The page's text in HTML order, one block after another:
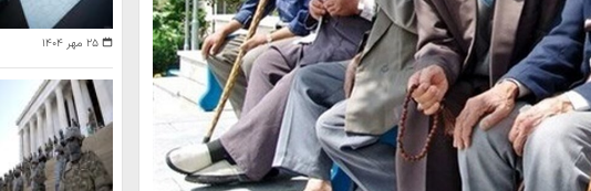
۲۵ مهر ۱۴۰۴